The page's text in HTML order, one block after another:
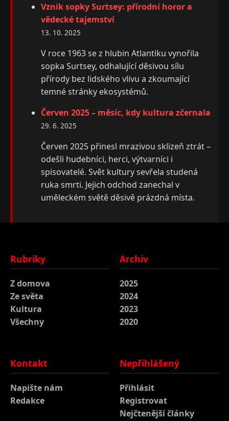
Vznik sopky Surtsey: přírodní horor a
vědecké tajemství
13. 10. 2025
V roce 1963 se z hlubin Atlantiku vynořila
sopka Surtsey, odhalující děsivou sílu
přírody bez lidského vlivu a zkoumající
temné stránky ekosystémů.
Červen 2025 – měsíc, kdy kultura zčernala
29. 6. 2025
Červen 2025 přinesl mrazivou sklizeň ztrát –
odešli hudebníci, herci, výtvarníci i
spisovatelé. Svět kultury sevřela studená
ruka smrti. Jejich odchod zanechal v
uměleckém světě děsivě prázdná místa.
Rubriky
Z domova
Ze světa
Kultura
Všechny
Archiv
2025
2024
2023
2020
Kontakt
Napište nám
Redakce
Nepřihlášený
Přihlásit
Registrovat
Nejčtenější články